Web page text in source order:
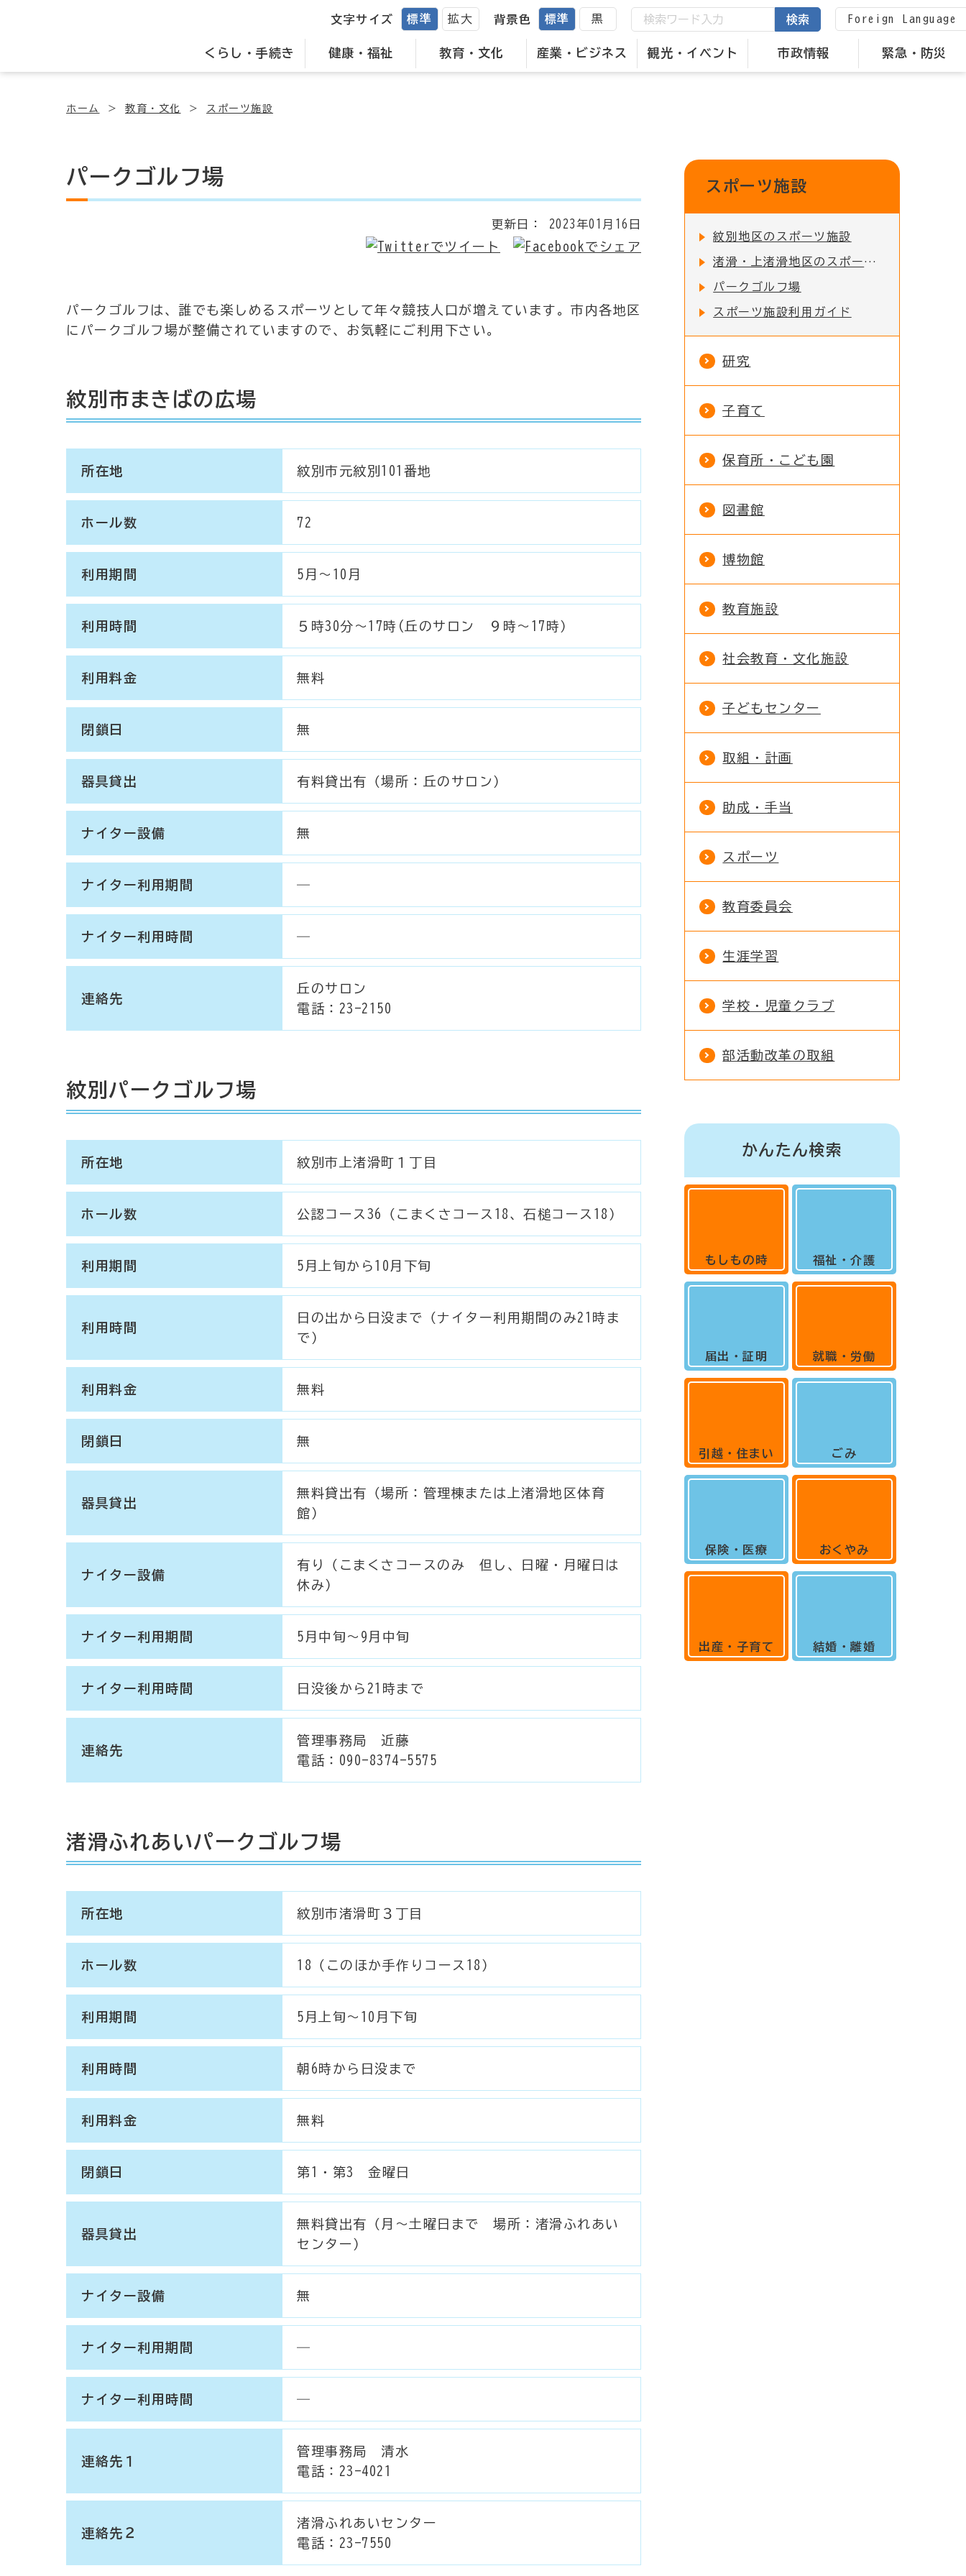
くらし・手続き 健康・福祉 教育・文化 産業・ビジネス 観光・イベント 市政情報 緊急・防災
文字サイズ 標準 拡大 背景色 標準 黒 検索 Foreign Language
ホーム 教育・文化 スポーツ施設
パークゴルフ場
更新日： 2023年01月16日
パークゴルフは、誰でも楽しめるスポーツとして年々競技人口が増えています。市内各地区
にパークゴルフ場が整備されていますので、お気軽にご利用下さい。
紋別市まきばの広場
所在地 紋別市元紋別101番地
ホール数 72
利用期間 5月～10月
利用時間 ５時30分～17時(丘のサロン ９時～17時）
利用料金 無料
閉鎖日 無
器具貸出 有料貸出有（場所：丘のサロン）
ナイター設備 無
ナイター利用期間 ―
ナイター利用時間 ―
連絡先
丘のサロン
電話：23-2150
紋別パークゴルフ場
所在地 紋別市上渚滑町１丁目
ホール数 公認コース36（こまくさコース18、石槌コース18）
利用期間 5月上旬から10月下旬
利用時間
日の出から日没まで（ナイター利用期間のみ21時ま
で）
利用料金 無料
閉鎖日 無
器具貸出
無料貸出有（場所：管理棟または上渚滑地区体育
館）
ナイター設備
有り（こまくさコースのみ 但し、日曜・月曜日は
休み）
ナイター利用期間 5月中旬～9月中旬
ナイター利用時間 日没後から21時まで
連絡先
管理事務局 近藤
電話：090-8374-5575
渚滑ふれあいパークゴルフ場
所在地 紋別市渚滑町３丁目
ホール数 18（このほか手作りコース18）
利用期間 5月上旬～10月下旬
利用時間 朝6時から日没まで
利用料金 無料
閉鎖日 第1・第3 金曜日
器具貸出
無料貸出有（月～土曜日まで 場所：渚滑ふれあい
センター）
ナイター設備 無
ナイター利用期間 ―
ナイター利用時間 ―
連絡先１
管理事務局 清水
電話：23-4021
連絡先２
渚滑ふれあいセンター
電話：23-7550
スポーツ施設
紋別地区のスポーツ施設
渚滑・上渚滑地区のスポーツ施設
パークゴルフ場
スポーツ施設利用ガイド
研究
子育て
保育所・こども園
図書館
博物館
教育施設
社会教育・文化施設
子どもセンター
取組・計画
助成・手当
スポーツ
教育委員会
生涯学習
学校・児童クラブ
部活動改革の取組
かんたん検索
もしもの時
届出・証明
引越・住まい
保険・医療
出産・子育て
福祉・介護
就職・労働
ごみ
おくやみ
結婚・離婚